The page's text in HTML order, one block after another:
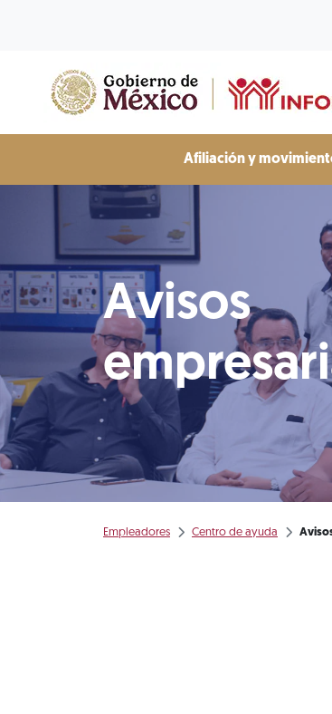
Afiliación y
Avisos
Empleadores Centro de ayuda